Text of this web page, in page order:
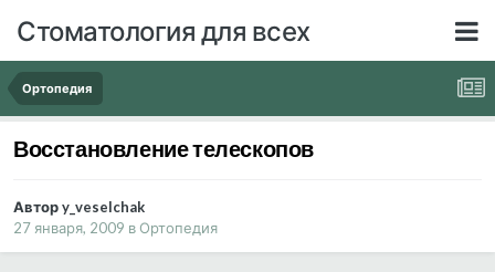
Стоматология для всех
Ортопедия
Восстановление телескопов
Автор y_veselchak
27 января, 2009 в Ортопедия